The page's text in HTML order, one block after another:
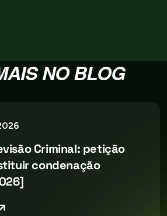
NO BLOG
Criminal: petição
condenação